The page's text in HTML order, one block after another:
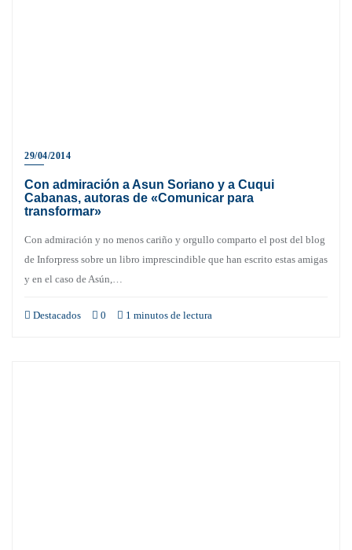
29/04/2014
Con admiración a Asun Soriano y a Cuqui
Cabanas, autoras de «Comunicar para
transformar»
Con admiración y no menos cariño y orgullo comparto el post del blog
de Inforpress sobre un libro imprescindible que han escrito estas amigas
y en el caso de Asún,…
Destacados 0 1 minutos de lectura